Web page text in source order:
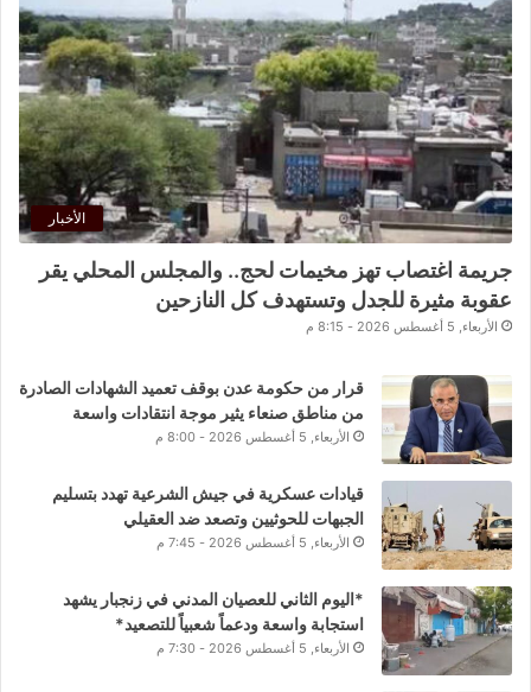
الأخبار
جريمة اغتصاب تهز مخيمات لحج.. والمجلس المحلي يقر
عقوبة مثيرة للجدل وتستهدف كل النازحين
الأربعاء, 5 أغسطس 2026 - 8:15 م
قرار من حكومة عدن بوقف تعميد الشهادات الصادرة
من مناطق صنعاء يثير موجة انتقادات واسعة
الأربعاء, 5 أغسطس 2026 - 8:00 م
قيادات عسكرية في جيش الشرعية تهدد بتسليم
الجبهات للحوثيين وتصعد ضد العقيلي
الأربعاء, 5 أغسطس 2026 - 7:45 م
*اليوم الثاني للعصيان المدني في زنجبار يشهد
استجابة واسعة ودعماً شعبياً للتصعيد*
الأربعاء, 5 أغسطس 2026 - 7:30 م